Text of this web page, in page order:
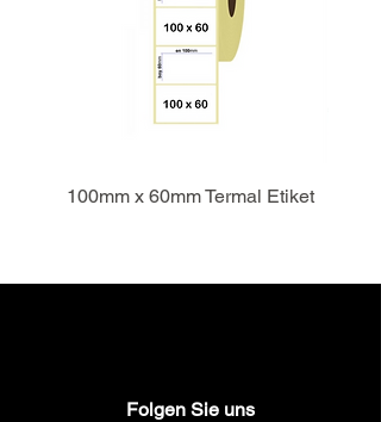
100mm x 60mm Termal Etiket
Folgen Sie uns